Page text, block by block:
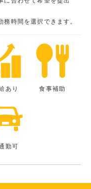
務時間を選択できます。
あり 食事補助
勤可